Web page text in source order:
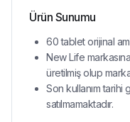
Ürün Sunumu
60 tablet orijinal
New Life
üretilmiş olup
Son kullanım tarihi
satılmamaktadır.